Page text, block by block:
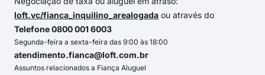
loft.vc/fianca_inquilino_arealogada ou através do
Telefone 0800 001 6003
Segunda-feira a sexta-feira das 9:00 às 18:00
atendimento.fianca@loft.com.br
Assuntos relacionados a Fiança Aluguel